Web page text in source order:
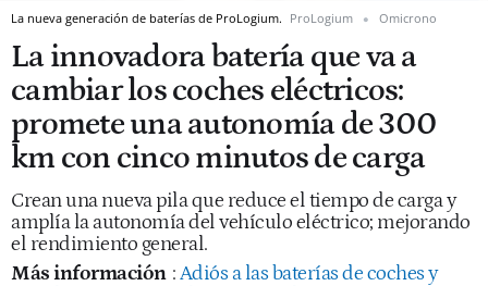
La nueva generación de baterías de ProLogium. ProLogium Omicrono
La innovadora batería que va a
cambiar los coches eléctricos:
promete una autonomía de 300
km con cinco minutos de carga
Crean una nueva pila que reduce el tiempo de carga y
amplía la autonomía del vehículo eléctrico; mejorando
el rendimiento general.
Más información :Adiós a las baterías de coches y